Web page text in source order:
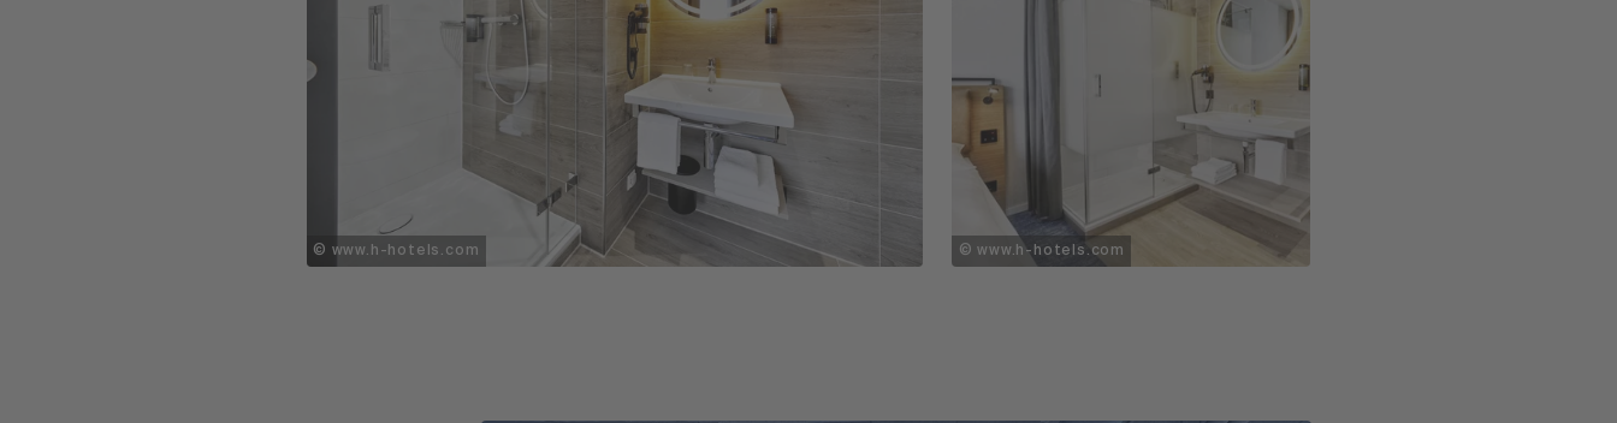
© www.h-hotels.com © www.h-hotels.com